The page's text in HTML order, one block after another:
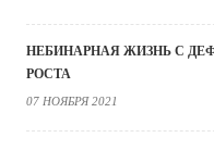
НЕБИНАРНАЯ ЖИЗНЬ С
РОСТА
07 НОЯБРЯ 2021